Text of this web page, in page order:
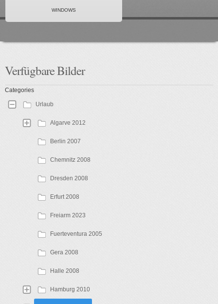
WINDOWS
VerfügbareBilder
Categories
Urlaub
Algarve 2012
Berlin 2007
Chemnitz 2008
Dresden 2008
Erfurt 2008
Freiarm 2023
Fuerteventura 2005
Gera 2008
Halle 2008
Hamburg 2010